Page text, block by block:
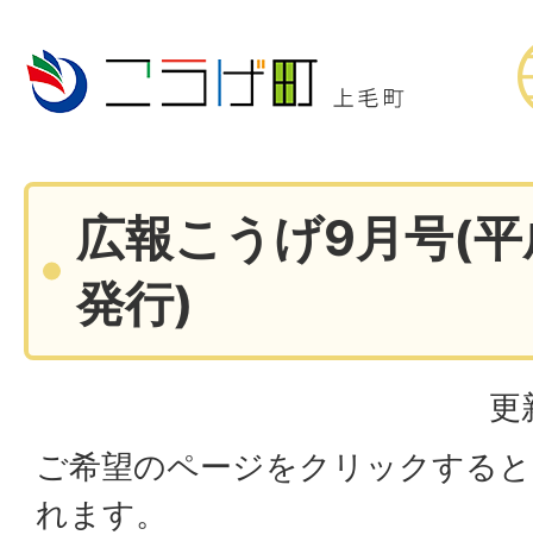
広報こうげ9月号(
発行)
更
ご希望のページをクリックする
れます。